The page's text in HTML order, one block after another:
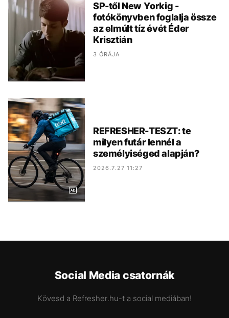
SP-től New Yorkig -
fotókönyvben foglalja össze
az elmúlt tíz évét Éder
Krisztián
3 ÓRÁJA
REFRESHER-TESZT: te
milyen futár lennél a
személyiséged alapján?
2026.7.27 11:27
Social Media csatornák
Kövesd a Refresher.hu-t a social mediában!